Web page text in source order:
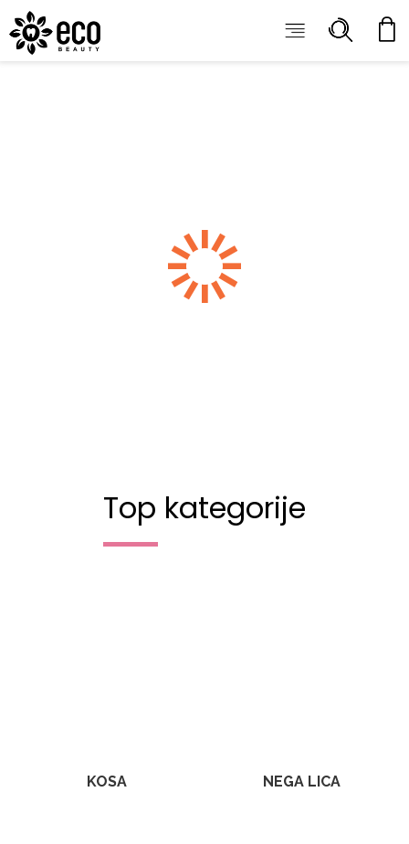
ECOBEAUTY
Top kategorije
KOSA NEGA LICA